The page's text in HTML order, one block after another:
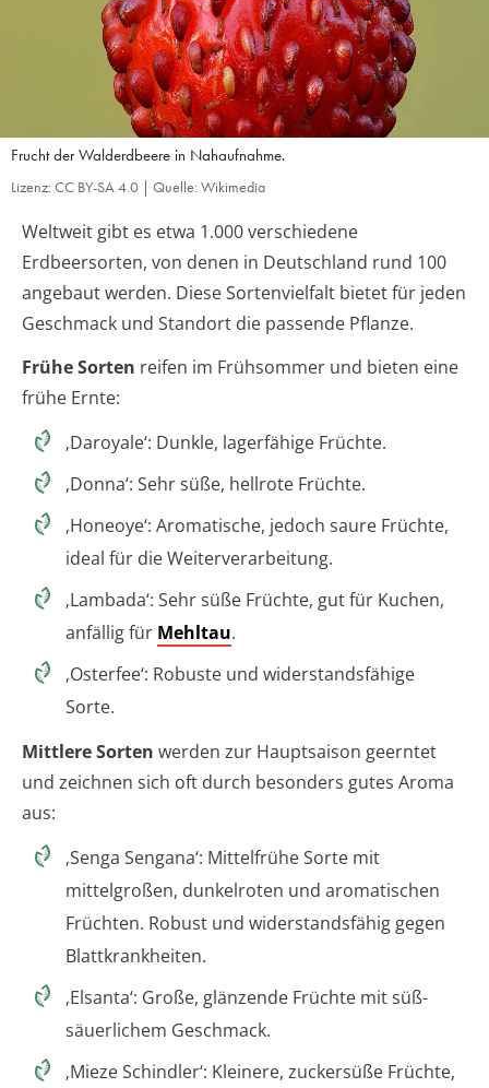
Frucht der Walderdbeere in Nahaufnahme.
Lizenz: CC BY-SA 4.0 | Quelle: Wikimedia
Weltweit gibt es etwa 1.000 verschiedene
Erdbeersorten, von denen in Deutschland rund 100
angebaut werden. Diese Sortenvielfalt bietet für jeden
Geschmack und Standort die passende Pflanze.
Frühe Sorten reifen im Frühsommer und bieten eine
frühe Ernte:
‚Daroyale‘: Dunkle, lagerfähige Früchte.
‚Donna‘: Sehr süße, hellrote Früchte.
‚Honeoye‘: Aromatische, jedoch saure Früchte,
ideal für die Weiterverarbeitung.
‚Lambada‘: Sehr süße Früchte, gut für Kuchen,
anfällig für Mehltau.
‚Osterfee‘: Robuste und widerstandsfähige
Sorte.
Mittlere Sorten werden zur Hauptsaison geerntet
und zeichnen sich oft durch besonders gutes Aroma
aus:
‚Senga Sengana‘: Mittelfrühe Sorte mit
mittelgroßen, dunkelroten und aromatischen
Früchten. Robust und widerstandsfähig gegen
Blattkrankheiten.
‚Elsanta‘: Große, glänzende Früchte mit süß-
säuerlichem Geschmack.
‚Mieze Schindler‘: Kleinere, zuckersüße Früchte,